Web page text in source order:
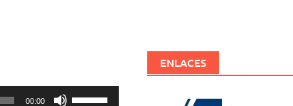
00:00
ENLACES